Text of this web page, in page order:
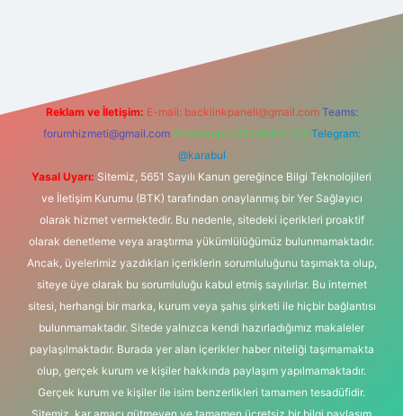
Reklam ve İletişim: E-mail: backlinkpaneli@gmail.com Teams:
forumhizmeti@gmail.com Whatsapp: 0262 606 0 726 Telegram:
@karabul
Yasal Uyarı: Sitemiz, 5651 Sayılı Kanun gereğince Bilgi Teknolojileri
ve İletişim Kurumu (BTK) tarafından onaylanmış bir Yer Sağlayıcı
olarak hizmet vermektedir. Bu nedenle, sitedeki içerikleri proaktif
olarak denetleme veya araştırma yükümlülüğümüz bulunmamaktadır.
Ancak, üyelerimiz yazdıkları içeriklerin sorumluluğunu taşımakta olup,
siteye üye olarak bu sorumluluğu kabul etmiş sayılırlar. Bu internet
sitesi, herhangi bir marka, kurum veya şahıs şirketi ile hiçbir bağlantısı
bulunmamaktadır. Sitede yalnızca kendi hazırladığımız makaleler
paylaşılmaktadır. Burada yer alan içerikler haber niteliği taşımamakta
olup, gerçek kurum ve kişiler hakkında paylaşım yapılmamaktadır.
Gerçek kurum ve kişiler ile isim benzerlikleri tamamen tesadüfidir.